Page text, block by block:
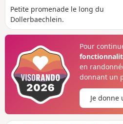
Petite promenade le long du
Dollerbaechlein.
Pour
en
donnant un
Je donne